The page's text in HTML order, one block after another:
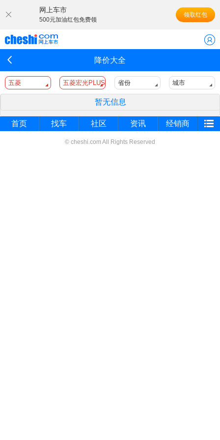
网上车市
500元加油红包免费领
领取红包
降价大全
五菱 五菱宏光PLUS 省份 城市
暂无信息
首页 找车 社区 资讯 经销商
© cheshi.com All Rights Reserved